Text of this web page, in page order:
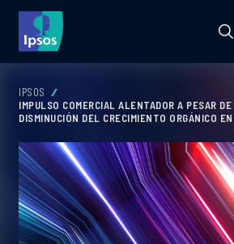
IPSOS
IMPULSO COMERCIAL ALENTADOR A PESAR
DISMINUCIÓN DEL CRECIMIENTO ORGÁNICO